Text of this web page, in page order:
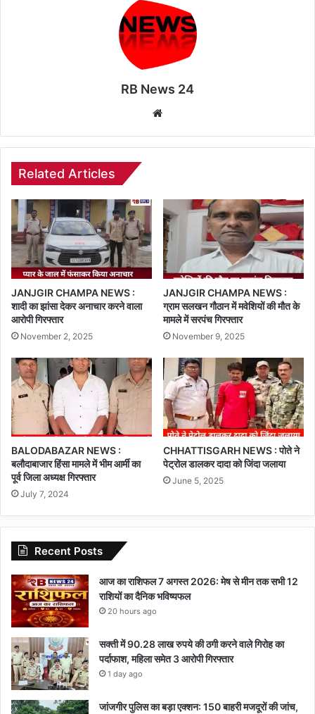
RB News 24
Related Articles
JANJGIR CHAMPA NEWS :
शादी का झांसा देकर अनाचार करने वाला
आरोपी गिरफ्तार
November 2, 2025
JANJGIR CHAMPA NEWS :
ग्राम सलखन गौठान में मवेशियों की मौत के
मामले में सरपंच गिरफ्तार
November 9, 2025
BALODABAZAR NEWS :
बलौदाबाजार हिंसा मामले में भीम आर्मी का
पूर्व जिला अध्यक्ष गिरफ्तार
July 7, 2024
CHHATTISGARH NEWS : पोते ने
पेट्रोल डालकर दादा को जिंदा जलाया
June 5, 2025
Recent Posts
आज का राशिफल 7 अगस्त 2026: मेष से मीन तक सभी 12
राशियों का दैनिक भविष्यफल
20 hours ago
सक्ती में 90.28 लाख रुपये की ठगी करने वाले गिरोह का
पर्दाफाश, महिला समेत 3 आरोपी गिरफ्तार
1 day ago
जांजगीर पुलिस का बड़ा एक्शन: 150 बाहरी मजदूरों की जांच,